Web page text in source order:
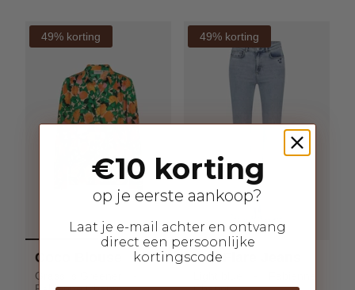
49% korting
Coco Blouse
Grass Is Greener -
49% korting
Eva Flare Jeans
€10 korting
op je eerste aankoop?
Laat je e-mail achter en ontvang
direct een persoonlijke
kortingscode